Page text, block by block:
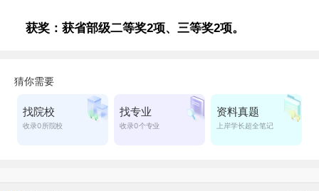
获奖： 获省部级二等奖2项、三等奖2项。